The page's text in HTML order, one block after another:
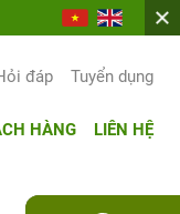
đáp Tuyển dụng
HÀNG LIÊN HỆ